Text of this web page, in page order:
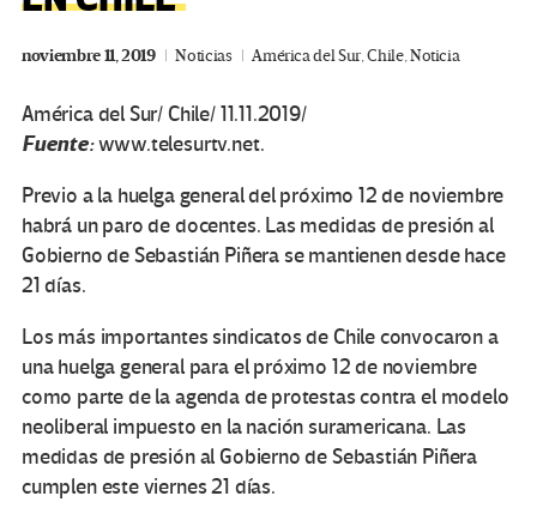
noviembre 11, 2019 Noticias América del Sur,Chile,Noticia
América del Sur/ Chile/ 11.11.2019/
Fuente:www.telesurtv.net.
Previo a la huelga general del próximo 12 de noviembre
habrá un paro de docentes. Las medidas de presión al
Gobierno de Sebastián Piñera se mantienen desde hace
21 días.
Los más importantes sindicatos de Chile convocaron a
una huelga general para el próximo 12 de noviembre
como parte de la agenda de protestas contra el modelo
neoliberal impuesto en la nación suramericana. Las
medidas de presión al Gobierno de Sebastián Piñera
cumplen este viernes 21 días.